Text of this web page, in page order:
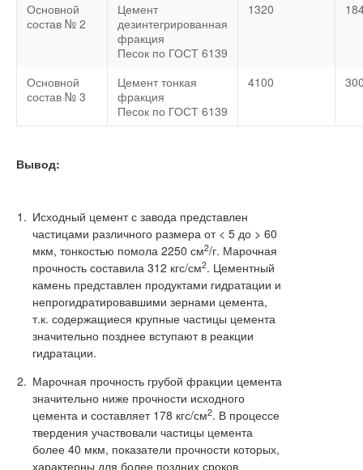
Основной
состав № 2
Цемент
дезинтегрированная
фракция
Песок по ГОСТ 6139
1320
Основной
состав № 3
Цемент тонкая
фракция
Песок по ГОСТ 6139
4100
Вывод:
Исходный цемент с завода представлен
частицами различного размера от < 5 до > 60
мкм, тонкостью помола 2250 см2/г. Марочная
прочность составила 312 кгс/см2. Цементный
камень представлен продуктами гидратации и
непрогидратировавшими зернами цемента,
т.к. содержащиеся крупные частицы цемента
значительно позднее вступают в реакции
гидратации.
Марочная прочность грубой фракции цемента
значительно ниже прочности исходного
цемента и составляет 178 кгс/см2. В процессе
твердения участвовали частицы цемента
более 40 мкм, показатели прочности которых,
характерны для более поздних сроков